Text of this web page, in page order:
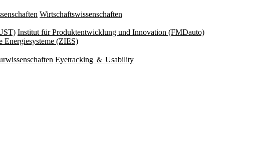
Wirtschaftswissenschaften
Institut für Produktentwicklung und Innovation (FMDauto)
Energiesysteme (ZIES)
Eyetracking ＆ Usability